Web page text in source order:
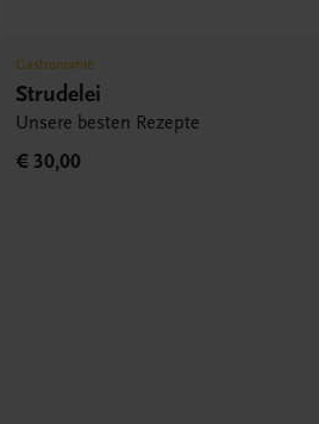
Gastronomie
Strudelei
Unsere besten Rezepte
€ 30,00